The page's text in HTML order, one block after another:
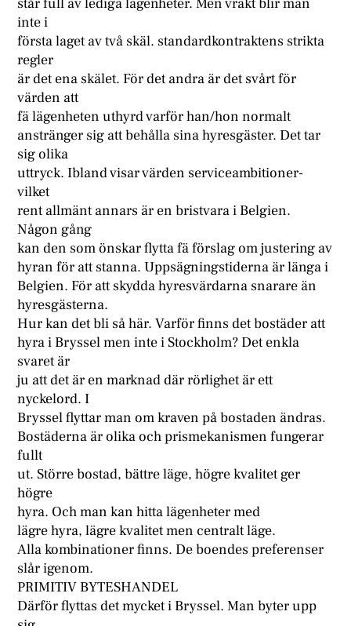
står full av lediga lägenheter. Men vräkt blir man
inte i
första laget av två skäl. standardkontraktens strikta
regler
är det ena skälet. För det andra är det svårt för
värden att
fä lägenheten uthyrd varför han/hon normalt
anstränger sig att behålla sina hyresgäster. Det tar
sig olika
uttryck. Ibland visar värden serviceambitioner-
vilket
rent allmänt annars är en bristvara i Belgien.
Någon gång
kan den som önskar flytta fä förslag om justering av
hyran för att stanna. Uppsägningstiderna är länga i
Belgien. För att skydda hyresvärdarna snarare än
hyresgästerna.
Hur kan det bli så här. Varför finns det bostäder att
hyra i Bryssel men inte i Stockholm? Det enkla
svaret är
ju att det är en marknad där rörlighet är ett
nyckelord. I
Bryssel flyttar man om kraven på bostaden ändras.
Bostäderna är olika och prismekanismen fungerar
fullt
ut. Större bostad, bättre läge, högre kvalitet ger
högre
hyra. Och man kan hitta lägenheter med
lägre hyra, lägre kvalitet men centralt läge.
Alla kombinationer finns. De boendes preferenser
slår igenom.
PRIMITIV BYTESHANDEL
Därför flyttas det mycket i Bryssel. Man byter upp